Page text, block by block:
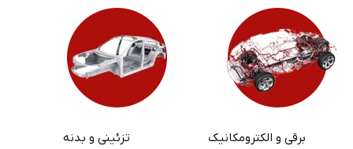
برقی و الکترومکانیک تزئینی و بدنه